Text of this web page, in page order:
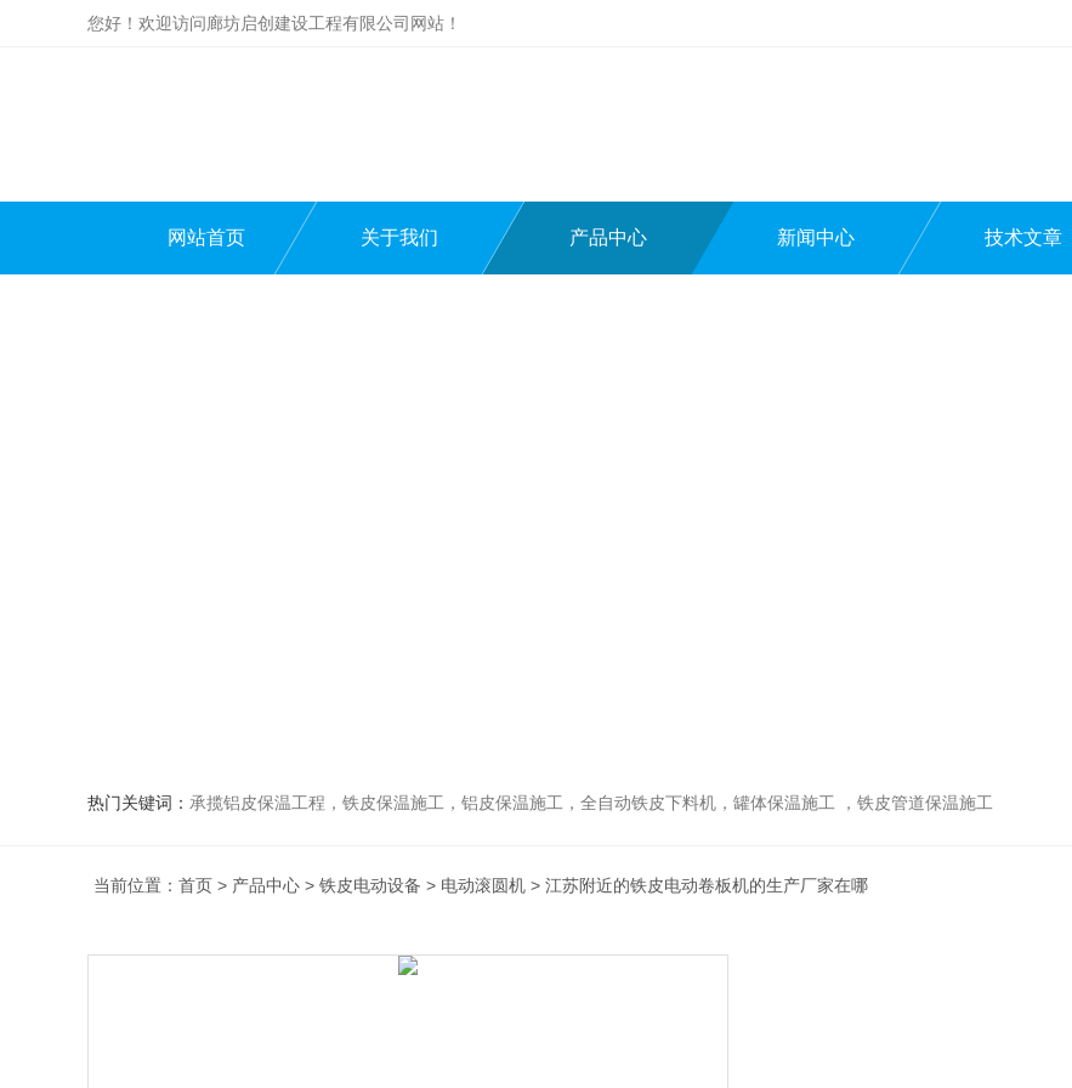
您好！欢迎访问廊坊启创建设工程有限公司网站！
网站首页 关于我们 产品中心 新闻中心 技术文章
热门关键词： 承揽铝皮保温工程，铁皮保温施工，铝皮保温施工，全自动铁皮下料机，罐体保温施工 ，铁皮管道保温施工
当前位置： 首页 > 产品中心 > 铁皮电动设备 > 电动滚圆机 > 江苏附近的铁皮电动卷板机的生产厂家在哪